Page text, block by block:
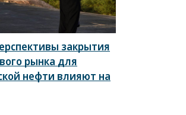
закрытия
рынка для
нефти влияют на